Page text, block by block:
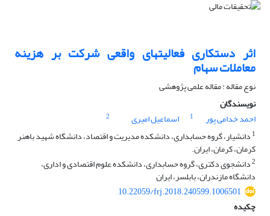
اثر دستکاری فعالیت‎های واقعی شرکت بر هزینه
معاملات سهام
نوع مقاله : مقاله علمی پژوهشی
نویسندگان
احمد خدامی پور
1 اسماعیل امیری
2
1 دانشیار، گروه حسابداری، دانشکده مدیریت و اقتصاد، دانشگاه شهید باهنر
کرمان، کرمان، ایران.
2دانشجوی دکتری، گروه حسابداری، دانشکده علوم اقتصادی و اداری،
دانشگاه مازندران، بابلسر، ایران
10.22059/frj.2018.240599.1006501
چکیده